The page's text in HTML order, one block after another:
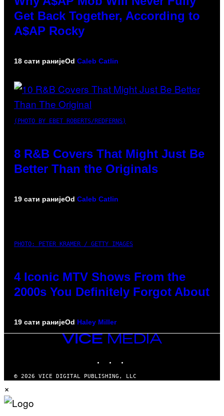
Get Back Together, According to
A$AP Rocky
18 сати ранијеOd Caleb Catlin
(PHOTO BY EBET ROBERTS/REDFERNS)
8 R&B Covers That Might Just Be
Better Than the Originals
19 сати ранијеOd Caleb Catlin
PHOTO: PETER KRAMER / GETTY IMAGES
4 Iconic MTV Shows From the
2000s You Definitely Forgot About
19 сати ранијеOd Haley Miller
VICE
MEDIA
© 2026 VICE DIGITAL PUBLISHING, LLC
×